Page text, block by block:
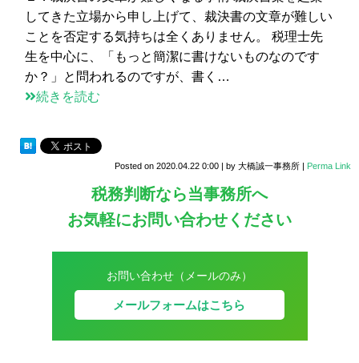
してきた立場から申し上げて、裁決書の文章が難しい
ことを否定する気持ちは全くありません。 税理士先
生を中心に、「もっと簡潔に書けないものなのです
か？」と問われるのですが、書く…
続きを読む
Posted on 2020.04.22 0:00 | by 大橋誠一事務所 | Perma Link
税務判断なら当事務所へ
お気軽にお問い合わせください
お問い合わせ（メールのみ）
メールフォームはこちら